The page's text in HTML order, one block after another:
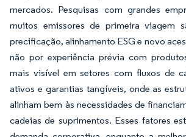
mercados. Pesquisas com grandes
muitos emissores de primeira viagem
precificação, alinhamento ESG e novo
não por experiência prévia com
mais visível em setores com fluxos de
ativos e garantias tangíveis, onde as
alinham bem às necessidades de
cadeias de suprimentos. Esses fatores